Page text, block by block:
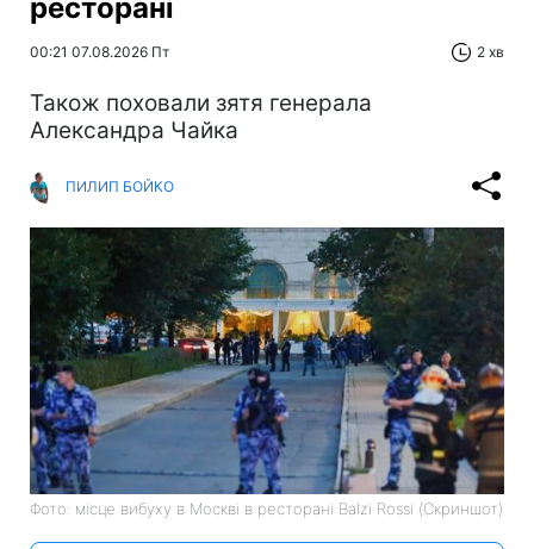
ресторані
00:21 07.08.2026 Пт 2 хв
Також поховали зятя генерала
Александра Чайка
ПИЛИП БОЙКО
Фото: місце вибуху в Москві в ресторані Balzi Rossi (Скриншот)